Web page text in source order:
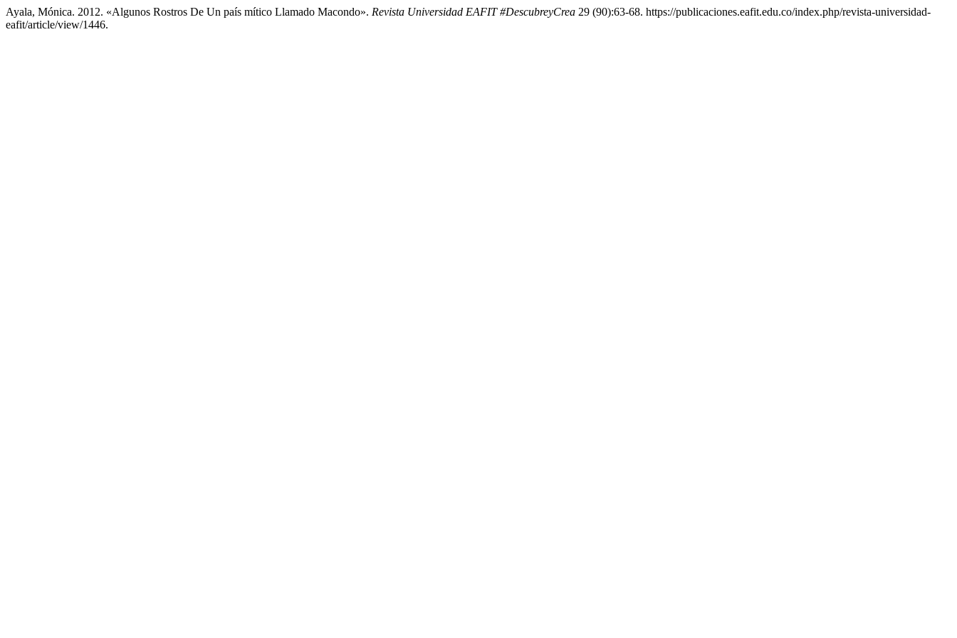
Ayala, Mónica. 2012. «Algunos Rostros De Un país mítico Llamado Macondo». Revista Universidad EAFIT #DescubreyCrea 29 (90):63-68. https://publicaciones.eafit.edu.co/index.php/revista-universidad-
eafit/article/view/1446.